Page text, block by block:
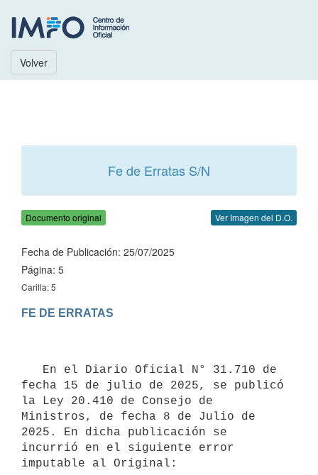
Volver
Fe de Erratas S/N
Documento original Ver Imagen del D.O.
Fecha de Publicación: 25/07/2025
Página: 5
Carilla: 5
fecha 15 de julio de 2025, se publicó
la Ley 20.410 de Consejo de
Ministros, de fecha 8 de Julio de
2025. En dicha publicación se
incurrió en el siguiente error
imputable al Original: